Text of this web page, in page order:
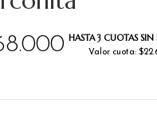
HASTA 3 CUOTAS SIN
Valor cuota: